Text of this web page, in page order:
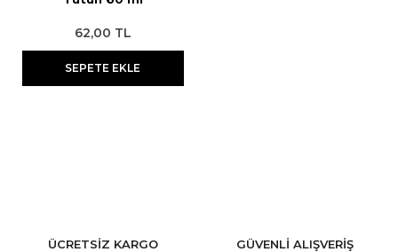
62,00 TL
SEPETE EKLE
ÜCRETSİZ KARGO GÜVENLİ ALIŞVERİŞ